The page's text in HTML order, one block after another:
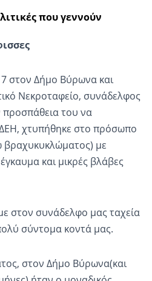
που γεννούν
στον Δήμο Βύρωνα και
Νεκροταφείο, συνάδελφος
του να
ΔΕΗ, χτυπήθηκε στο πρόσωπο
με
και μικρές βλάβες
στον συνάδελφο μας ταχεία
σύντομα κοντά μας.
στον Δήμο Βύρωνα(και